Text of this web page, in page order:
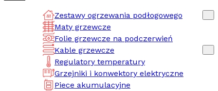
Zestawy ogrzewania podłogowego
Maty grzewcze
Folie grzewcze na podczerwień
Kable grzewcze
Regulatory temperatury
Grzejniki i konwektory elektryczne
Piece akumulacyjne